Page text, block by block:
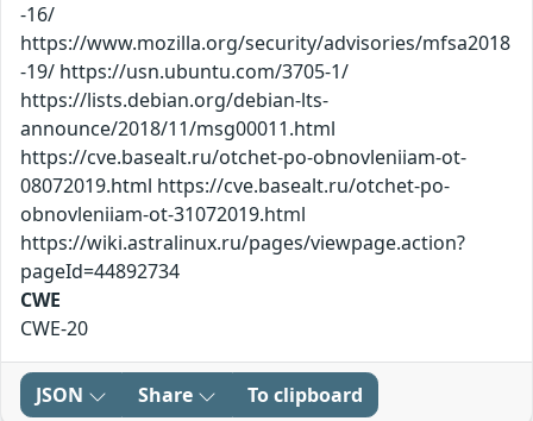
-16/
https://www.mozilla.org/security/advisories/mfsa2018
-19/ https://usn.ubuntu.com/3705-1/
https://lists.debian.org/debian-lts-
announce/2018/11/msg00011.html
https://cve.basealt.ru/otchet-po-obnovleniiam-ot-
08072019.html https://cve.basealt.ru/otchet-po-
obnovleniiam-ot-31072019.html
https://wiki.astralinux.ru/pages/viewpage.action?
pageId=44892734
CWE
CWE-20
JSON Share To clipboard